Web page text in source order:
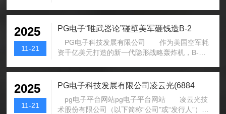
2025
11-21
PG电子“唯武器论”碰壁美军砸钱造B-2
PG电子科技发展有限公司 作为美国空军耗
资千亿美元打造的新一代隐形战略轰炸机，B-
2025
11-21
PG电子科技发展有限公司凌云光(6884
pg电子平台网站pg电子平台网站 凌云光技
术股份有限公司（以下简称“公司”或“发行人”）是